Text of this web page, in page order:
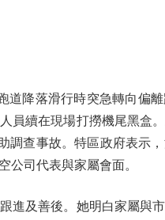
落滑行時突急轉向偏離
員續在現場打撈機尾黑盒
查事故。特區政府表示
公司代表與家屬會面。
及善後。她明白家屬與